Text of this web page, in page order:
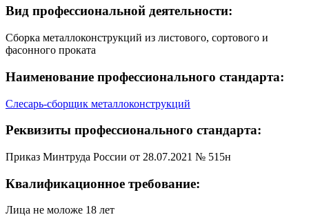
Вид профессиональной деятельности:
Сборка металлоконструкций из листового, сортового и
фасонного проката
Наименование профессионального стандарта:
Слесарь-сборщик металлоконструкций
Реквизиты профессионального стандарта:
Приказ Минтруда России от 28.07.2021 № 515н
Квалификационное требование:
Лица не моложе 18 лет